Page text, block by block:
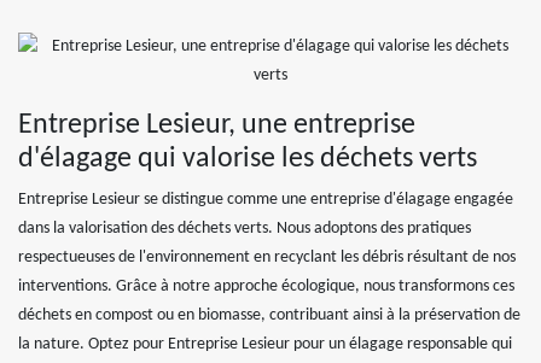
Entreprise Lesieur, une entreprise
d'élagage qui valorise les déchets verts
Entreprise Lesieur se distingue comme une entreprise d'élagage engagée
dans la valorisation des déchets verts. Nous adoptons des pratiques
respectueuses de l'environnement en recyclant les débris résultant de nos
interventions. Grâce à notre approche écologique, nous transformons ces
déchets en compost ou en biomasse, contribuant ainsi à la préservation de
la nature. Optez pour Entreprise Lesieur pour un élagage responsable qui